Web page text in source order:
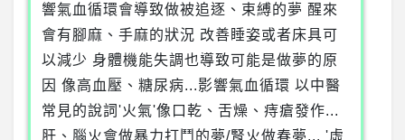
響氣血循環會導致做被追逐、束縛的夢 醒來
會有腳麻、手麻的狀況 改善睡姿或者床具可
以減少 身體機能失調也導致可能是做夢的原
因 像高血壓、糖尿病...影響氣血循環 以中醫
常見的說詞'火氣'像口乾、舌燥、痔瘡發作...
肝、腦火會做暴力打鬥的夢/腎火做春夢... '虛